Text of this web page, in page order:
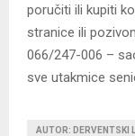
poručiti ili kupiti
stranice ili
066/247-006 –
sve utakmice
AUTOR: DERVENTSKI